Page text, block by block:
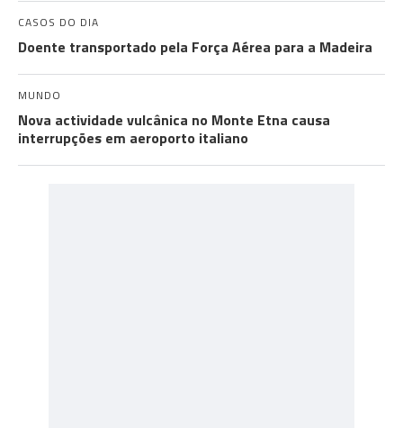
CASOS DO DIA
Doente transportado pela Força Aérea para a Madeira
MUNDO
Nova actividade vulcânica no Monte Etna causa
interrupções em aeroporto italiano